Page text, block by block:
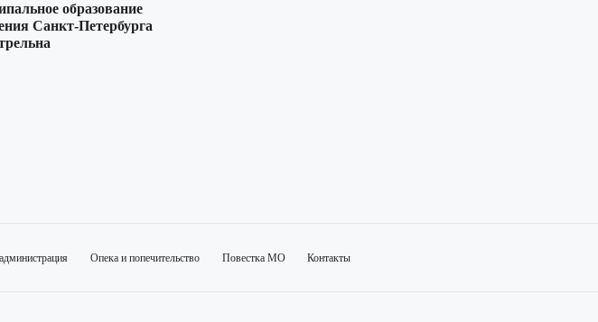
образование
Санкт-Петербурга
Опека и попечительство Повестка МО Контакты